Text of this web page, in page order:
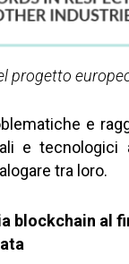
progetto
e
e
tra loro.
blockchain al